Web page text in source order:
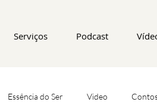
Serviços Podcast
Essência do Ser Video